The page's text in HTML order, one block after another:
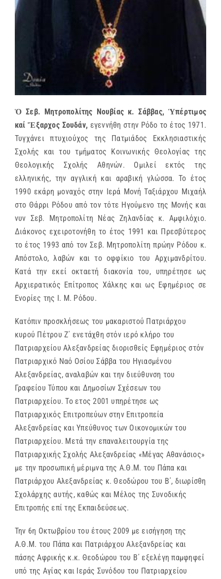
Ὁ Σεβ. Μητροπολίτης Νουβίας κ. Σάββας, Ὑπέρτιμος
καί Ἔξαρχος Σουδάν, εγεννήθη στην Ρόδο το έτος 1971.
Τυγχάνει πτυχιούχος της Πατμιάδος Εκκλησιαστικής
Σχολής και του τμήματος Κοινωνικής Θεολογίας της
Θεολογικής Σχολής Αθηνών. Ομιλεί εκτός της
ελληνικής, την αγγλική και αραβική γλώσσα. Το έτος
1990 εκάρη μοναχός στην Ιερά Μονή Ταξιάρχου Μιχαήλ
στο Θάρρι Ρόδου από τον τότε Ηγούμενο της Μονής και
νυν Σεβ. Μητροπολίτη Νέας Ζηλανδίας κ. Αμφιλόχιο.
Διάκονος εχειροτονήθη το έτος 1991 και Πρεσβύτερος
το έτος 1993 από τον Σεβ. Μητροπολίτη πρώην Ρόδου κ.
Απόστολο, λαβών και το οφφίκιο του Αρχιμανδρίτου.
Κατά την εκεί οκταετή διακονία του, υπηρέτησε ως
Αρχιερατικός Επίτροπος Χάλκης και ως Εφημέριος σε
Ενορίες της Ι. Μ. Ρόδου.
Κατόπιν προσκλήσεως του μακαριστού Πατριάρχου
κυρού Πέτρου Ζ΄ ενετάχθη στόν ιερό κλήρο του
Πατριαρχείου Αλεξανδρείας διορισθείς Εφημέριος στόν
Πατριαρχικό Ναό Οσίου Σάββα του Ηγιασμένου
Αλεξανδρείας, αναλαβών και την διεύθυνση του
Γραφείου Τύπου και Δημοσίων Σχέσεων του
Πατριαρχείου. Το ετος 2001 υπηρέτησε ως
Πατριαρχικός Επιτροπεύων στην Επιτροπεία
Αλεξανδρείας και Υπεύθυνος των Οικονομικών του
Πατριαρχείου. Μετά την επαναλειτουργία της
Πατριαρχικής Σχολής Αλεξανδρείας «Μέγας Αθανάσιος»
με την προσωπική μέριμνα της Α.Θ.Μ. του Πάπα και
Πατριάρχου Αλεξανδρείας κ. Θεοδώρου του Β΄, διωρίσθη
Σχολάρχης αυτής, καθώς και Μέλος της Συνοδικής
Επιτροπής επί της Εκπαιδεύσεως.
Την 6η Οκτωβρίου του έτους 2009 με εισήγηση της
Α.Θ.Μ. του Πάπα και Πατριάρχου Αλεξανδρείας και
πάσης Αφρικής κ.κ. Θεοδώρου του Β΄ εξελέγη παμφηφεί
υπό της Αγίας και Ιεράς Συνόδου του Πατριαρχείου